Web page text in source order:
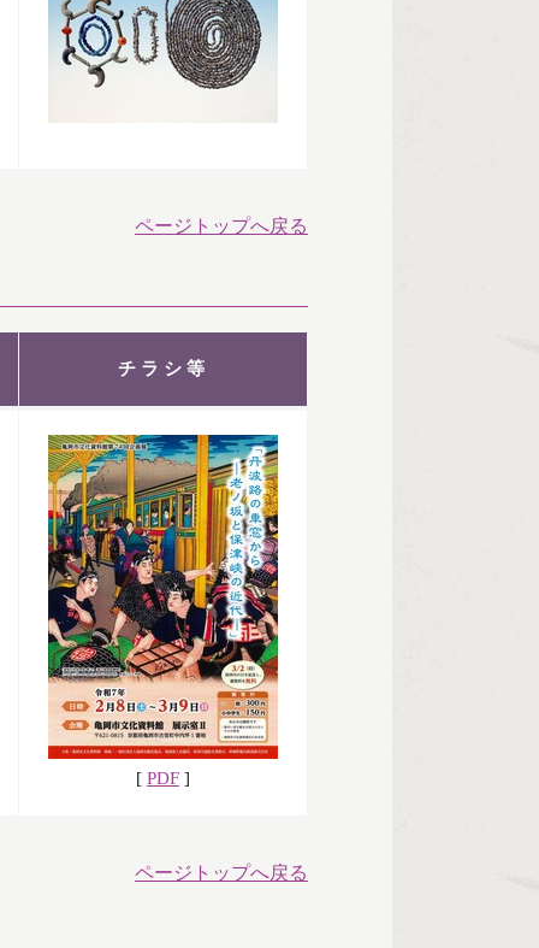
ページトップへ戻る
チラシ等
[ PDF ]
ページトップへ戻る